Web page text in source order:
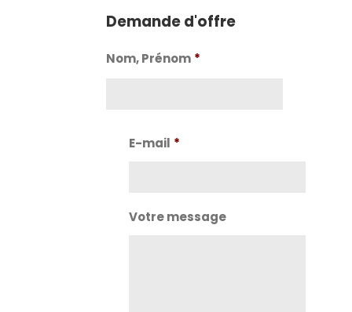
Demande d'offre
Nom, Prénom *
E-mail *
Votre message